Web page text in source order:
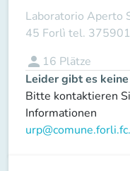
Laboratorio Aperto
45 Forlì tel.
person 16 Plätze
Leider gibt es
Bitte kontaktieren
Informationen